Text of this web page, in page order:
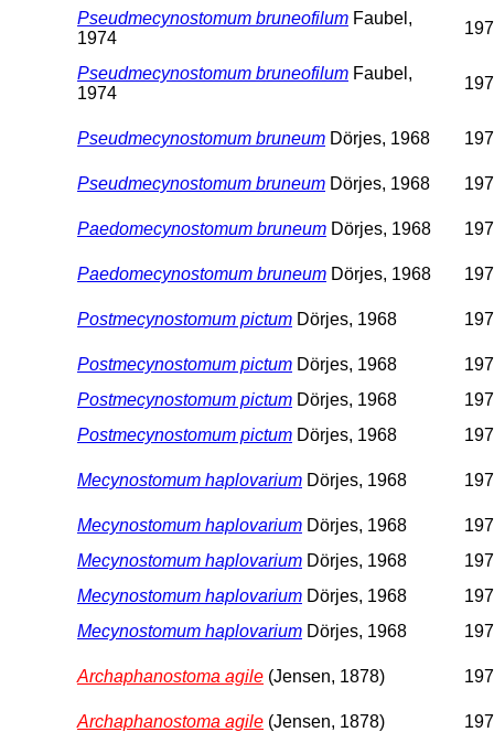
Pseudmecynostomum bruneofilum Faubel,
1974
Pseudmecynostomum bruneofilum Faubel,
1974
Pseudmecynostomum bruneum Dörjes, 1968
Pseudmecynostomum bruneum Dörjes, 1968
Paedomecynostomum bruneum Dörjes, 1968
Paedomecynostomum bruneum Dörjes, 1968
Postmecynostomum pictum Dörjes, 1968
Postmecynostomum pictum Dörjes, 1968
Postmecynostomum pictum Dörjes, 1968
Postmecynostomum pictum Dörjes, 1968
Mecynostomum haplovarium Dörjes, 1968
Mecynostomum haplovarium Dörjes, 1968
Mecynostomum haplovarium Dörjes, 1968
Mecynostomum haplovarium Dörjes, 1968
Mecynostomum haplovarium Dörjes, 1968
Archaphanostoma agile (Jensen, 1878)
Archaphanostoma agile (Jensen, 1878)